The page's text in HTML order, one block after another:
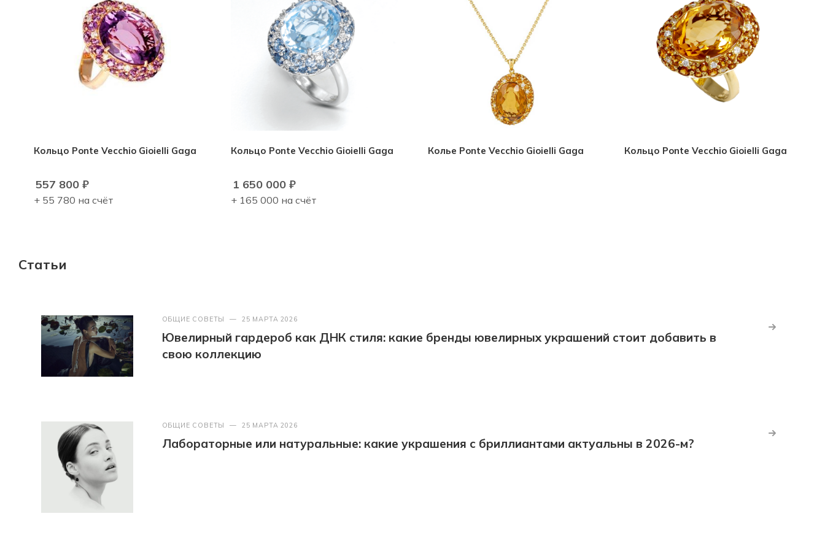
Кольцо Ponte Vecchio Gioielli Gaga
557 800 ₽
+ 55 780 на счёт
Кольцо Ponte Vecchio Gioielli Gaga
1 650 000₽
+ 165 000 на счёт
Колье Ponte Vecchio Gioielli Gaga Кольцо Ponte Vecchio Gioielli Gaga
Статьи
ОБЩИЕ СОВЕТЫ — 25 МАРТА 2026
Ювелирный гардероб как ДНК стиля: какие бренды ювелирных украшений стоит добавить в
свою коллекцию
ОБЩИЕ СОВЕТЫ — 25 МАРТА 2026
Лабораторные или натуральные: какие украшения с бриллиантами актуальны в 2026-м?